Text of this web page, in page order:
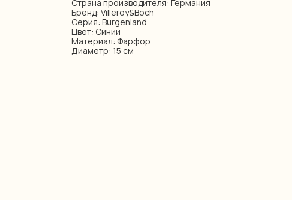
Страна производителя: Германия
Бренд: Villeroy&Boch
Серия: Burgenland
Цвет: Синий
Материал: Фарфор
Диаметр: 15 см